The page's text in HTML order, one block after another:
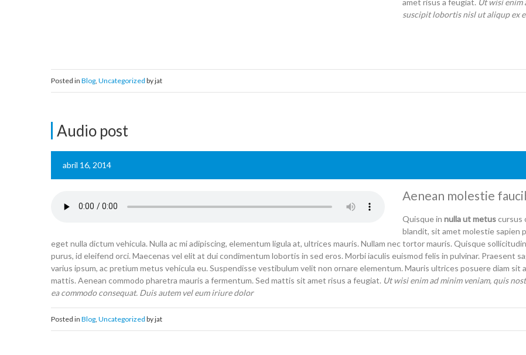
amet risus a feugiat. Ut wisi enim
suscipit lobortis nisl ut aliqup ex
Posted in Blog Uncategorized by jat
Audio post
abril 16, 2014
Aenean molestie
Quisque in nulla ut metuscursus
blandit, sit amet molestie sapien
eget nulla dictum vehicula. Nulla ac mi adipiscing, elementum ligula at, ultrices mauris. Nullam nec tortor mauris. Quisque
purus, id eleifend orci. Maecenas vel elit at dui condimentum lobortis in sed eros. Morbi iaculis euismod felis in pulvinar. Praesent
varius ipsum, ac pretium metus vehicula eu. Suspendisse vestibulum velit non ornare elementum. Mauris ultrices posuere diam
mattis. Aenean commodo pharetra mauris a fermentum. Sed mattis sit amet risus a feugiat. Ut wisi enim ad minim veniam, quis
ea commodo consequat. Duis autem vel eum iriure dolor
Posted in Blog, Uncategorized by jat